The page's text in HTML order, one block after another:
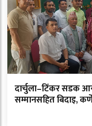
दार्चुला–टिंकर सडक
सम्मानसहित बिदाइ,